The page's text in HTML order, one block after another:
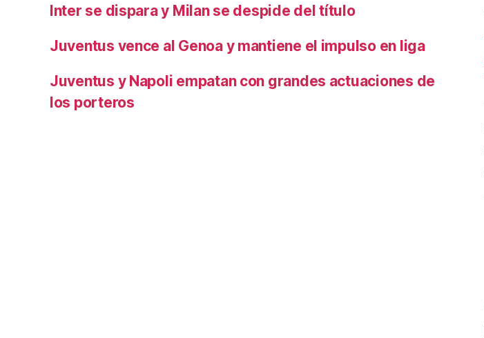
Inter se dispara y Milan se despide del título
Juventus vence al Genoa y mantiene el impulso en liga
Juventus y Napoli empatan con grandes actuaciones de
los porteros